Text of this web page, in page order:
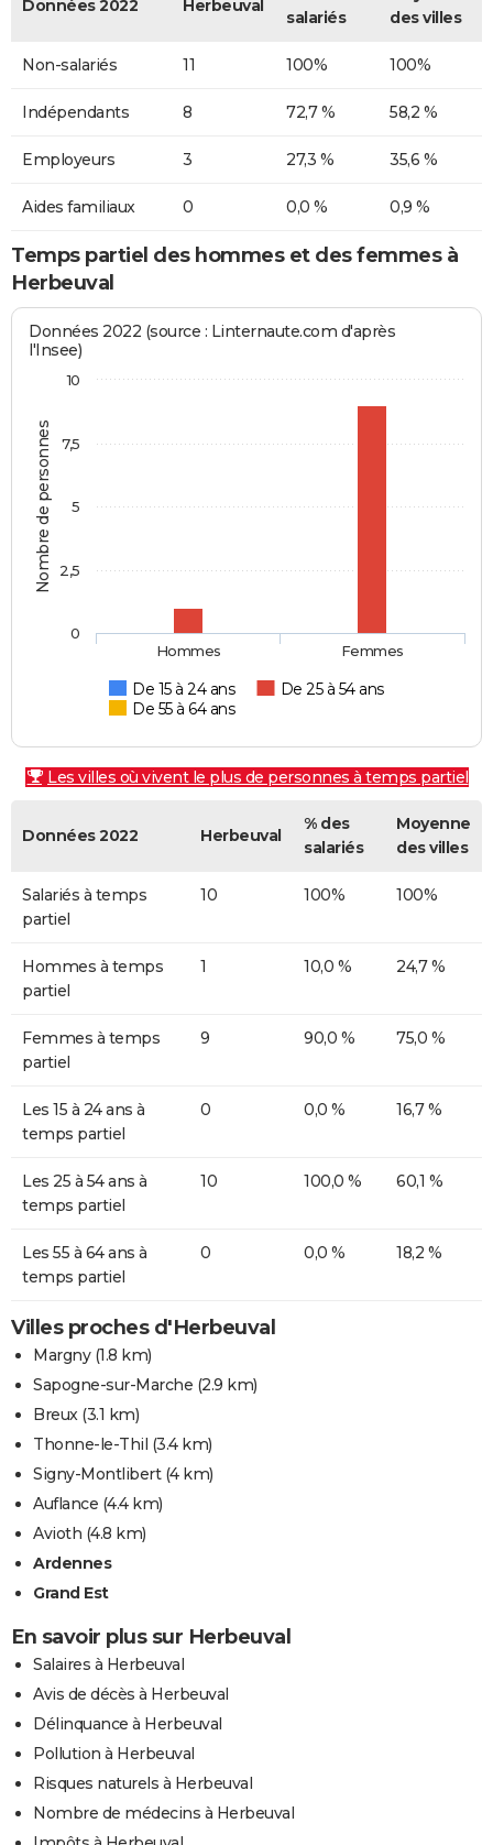
Données 2022 Herbeuval
salariés
des villes
Non-salariés 11 100% 100%
Indépendants 8 72,7 % 58,2 %
Employeurs 3 27,3 % 35,6 %
Aides familiaux 0 0,0 % 0,9 %
Temps partiel des hommes et des femmes à
Herbeuval
Nombre de personnes
Données 2022 (source : Linternaute.com d'après
l'Insee)
De 15 à 24 ans
De 25 à 54 ans
De 55 à 64 ans
Hommes Femmes
0
2,5
5
7,5
10
Les villes où vivent le plus de personnes à temps partiel
Données 2022 Herbeuval
% des
salariés
Moyenne
des villes
Salariés à temps
partiel
10 100% 100%
Hommes à temps
partiel
1 10,0 % 24,7 %
Femmes à temps
partiel
9 90,0 % 75,0 %
Les 15 à 24 ans à
temps partiel
0 0,0 % 16,7 %
Les 25 à 54 ans à
temps partiel
10 100,0 % 60,1 %
Les 55 à 64 ans à
temps partiel
0 0,0 % 18,2 %
Villes proches d'Herbeuval
Margny(1.8 km)
Sapogne-sur-Marche (2.9 km)
Breux(3.1 km)
Thonne-le-Thil (3.4 km)
Signy-Montlibert(4 km)
Auflance (4.4 km)
Avioth (4.8 km)
Ardennes
Grand Est
En savoir plus sur Herbeuval
Salaires à Herbeuval
Avis de décès à Herbeuval
Délinquance à Herbeuval
Pollution à Herbeuval
Risques naturels à Herbeuval
Nombre de médecins à Herbeuval